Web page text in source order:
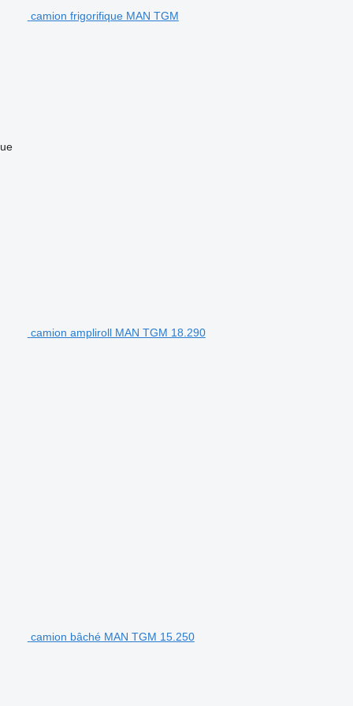
camion frigorifique MAN TGM
camion ampliroll MAN TGM 18.290
camion bâché MAN TGM 15.250